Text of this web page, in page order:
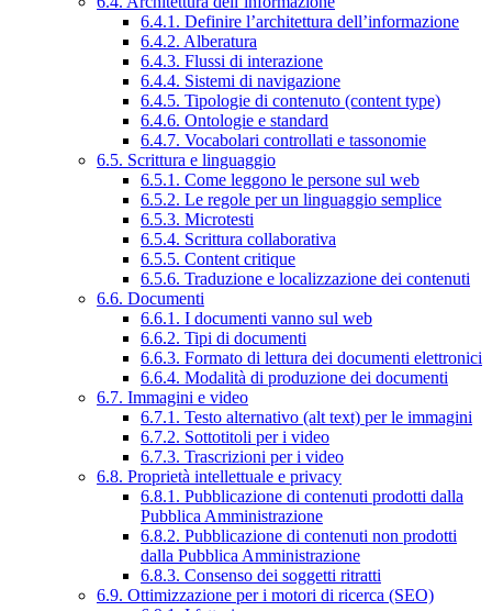
6.4.1. Definire l’architettura dell’informazione
6.4.2. Alberatura
6.4.3. Flussi di interazione
6.4.4. Sistemi di navigazione
6.4.5. Tipologie di contenuto (content type)
6.4.6. Ontologie e standard
6.4.7. Vocabolari controllati e tassonomie
6.5. Scrittura e linguaggio
6.5.1. Come leggono le persone sul web
6.5.2. Le regole per un linguaggio semplice
6.5.3. Microtesti
6.5.4. Scrittura collaborativa
6.5.5. Content critique
6.5.6. Traduzione e localizzazione dei contenuti
6.6. Documenti
6.6.1. I documenti vanno sul web
6.6.2. Tipi di documenti
6.6.3. Formato di lettura dei documenti elettronici
6.6.4. Modalità di produzione dei documenti
6.7. Immagini e video
6.7.1. Testo alternativo (alt text) per le immagini
6.7.2. Sottotitoli per i video
6.7.3. Trascrizioni per i video
6.8. Proprietà intellettuale e privacy
6.8.1. Pubblicazione di contenuti prodotti dalla
Pubblica Amministrazione
6.8.2. Pubblicazione di contenuti non prodotti
dalla Pubblica Amministrazione
6.8.3. Consenso dei soggetti ritratti
6.9. Ottimizzazione per i motori di ricerca (SEO)